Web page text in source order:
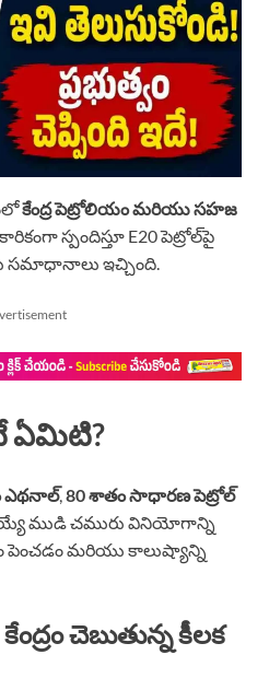
కేంద్ర పెట్రోలియం మరియు సహజ
స్పందిస్తూ E20 పెట్రోల్‌పై
సమాధానాలు ఇచ్చింది.
ఏమిటి?
ఎథనాల్,80 శాతం సాధారణ పెట్రోల్
ముడి చమురు వినియోగాన్ని
పెంచడం మరియు కాలుష్యాన్ని
చెబుతున్న కీలక